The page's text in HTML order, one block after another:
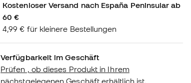
Kostenloser Versand nach España Peninsular ab
60 €
4,99 € für kleinere Bestellungen
Verfügbarkeit im Geschäft
Prüfen , ob dieses Produkt in Ihrem
nächstgelegenen Geschäft erhältlich ist.